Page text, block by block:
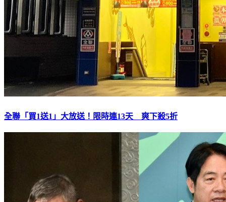
全聯「買1送1」大放送！限時連13天 爽下殺5折